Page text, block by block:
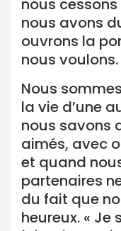
nous
nous avons
ouvrons la
nous voulons.
Nous
la vie d’une
nous savons
aimés, avec
et quand
partenaires
du fait que
heureux. « Je